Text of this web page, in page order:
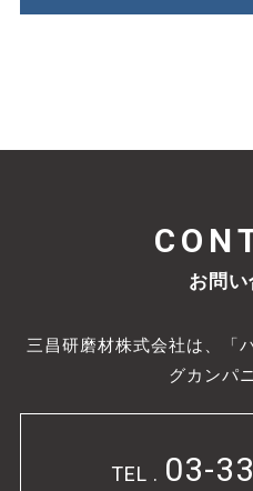
お問
三昌研磨材株式会社は、「
グカンパ
TEL . 03-